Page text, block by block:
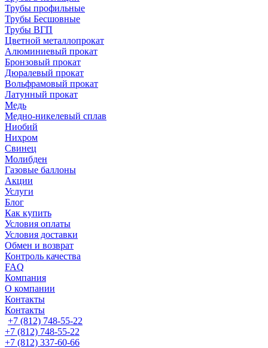
Трубы профильные
Трубы Бесшовные
Трубы ВГП
Цветной металлопрокат
Алюминиевый прокат
Бронзовый прокат
Дюралевый прокат
Вольфрамовый прокат
Латунный прокат
Медь
Медно-никелевый сплав
Ниобий
Нихром
Свинец
Молибден
Газовые баллоны
Акции
Услуги
Блог
Как купить
Условия оплаты
Условия доставки
Обмен и возврат
Контроль качества
FAQ
Компания
О компании
Контакты
Контакты
+7 (812) 748-55-22
+7 (812) 748-55-22
+7 (812) 337-60-66